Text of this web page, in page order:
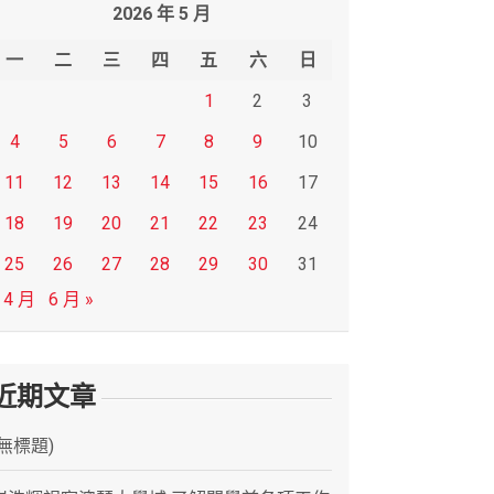
2026 年 5 月
一 二 三 四 五 六
日
1
2
3
4
5 6 7 8 9
10
11
12 13 14 15 16
17
18
19 20 21 22 23
24
25
26 27 28 29 30
31
4 月
6 月 »
期文章
標題)